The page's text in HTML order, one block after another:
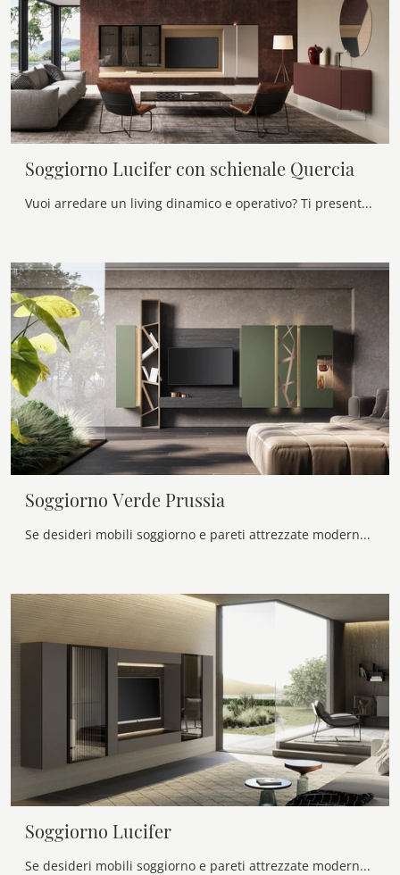
Soggiorno Lucifer con schienale Quercia
Vuoi arredare un living dinamico e operativo? Ti presentiamo la parete attrezzata Soggiorno Lucifer con schienale Quercia Voltan dalle forme decise ...
Soggiorno Verde Prussia
Se desideri mobili soggiorno e pareti attrezzate moderne, scegli il modello Soggiorno Verde Prussia di Voltan: clicca e scopri di più!
Soggiorno Lucifer
Se desideri mobili soggiorno e pareti attrezzate moderne, prediligi il modello Soggiorno Lucifer di Voltan: clicca e scopri di più!